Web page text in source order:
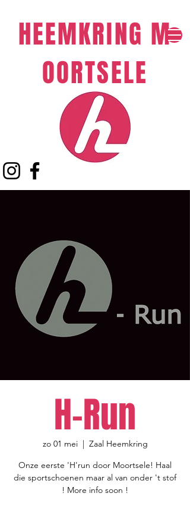
HEEMKRING M
OORTSELE​
H-Run
zo 01 mei
  |
Zaal Heemkring
Onze eerste 'H'run door Moortsele! Haal
die sportschoenen maar al van onder 't stof
! More info soon !